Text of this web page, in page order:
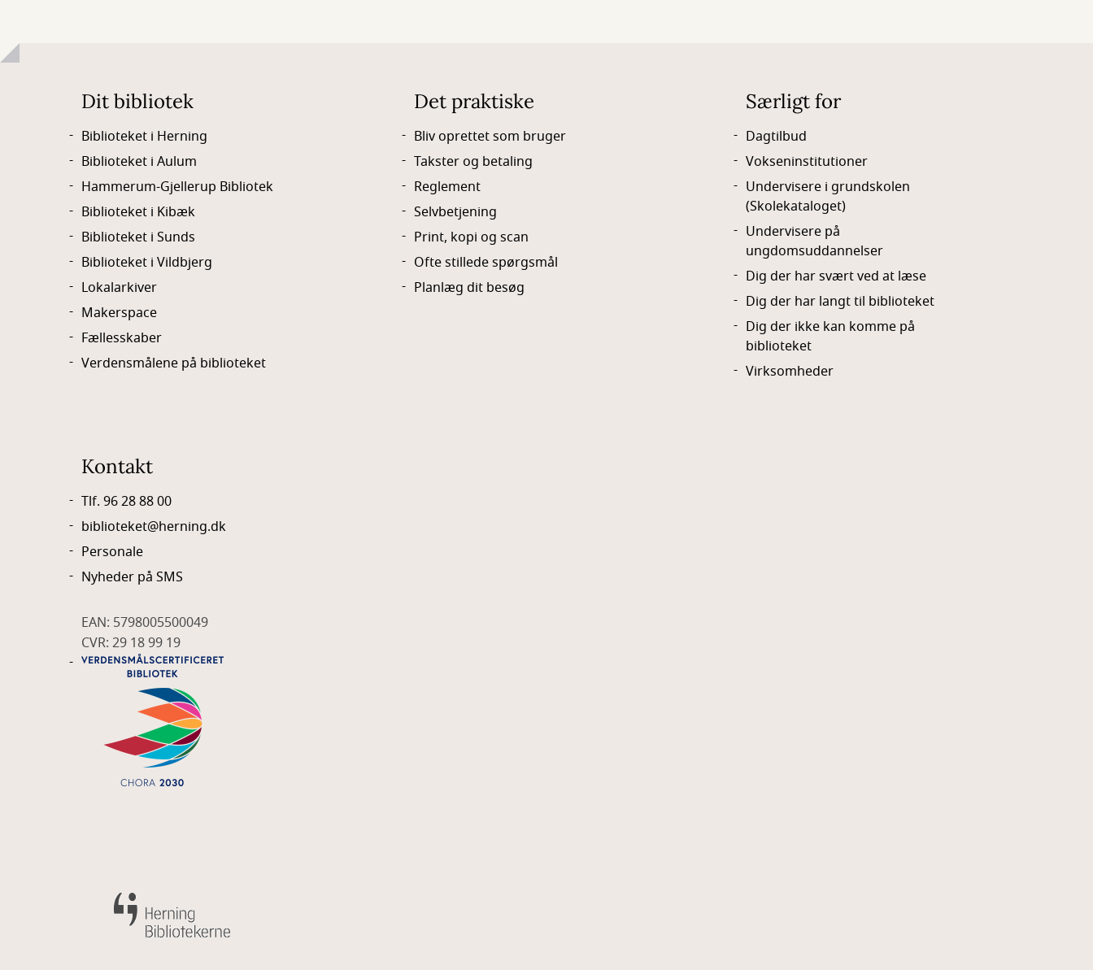
Dit bibliotek
Biblioteket i Herning
Biblioteket i Aulum
Hammerum-Gjellerup Bibliotek
Biblioteket i Kibæk
Biblioteket i Sunds
Biblioteket i Vildbjerg
Lokalarkiver
Makerspace
Fællesskaber
Verdensmålene på biblioteket
Det praktiske
Bliv oprettet som bruger
Takster og betaling
Reglement
Selvbetjening
Print, kopi og scan
Ofte stillede spørgsmål
Planlæg dit besøg
Særligt for
Dagtilbud
Vokseninstitutioner
Undervisere i grundskolen
(Skolekataloget)
Undervisere på
ungdomsuddannelser
Dig der har svært ved at læse
Dig der har langt til biblioteket
Dig der ikke kan komme på
biblioteket
Virksomheder
Kontakt
Tlf. 96 28 88 00
biblioteket@herning.dk
Personale
Nyheder på SMS
EAN: 5798005500049
CVR: 29 18 99 19